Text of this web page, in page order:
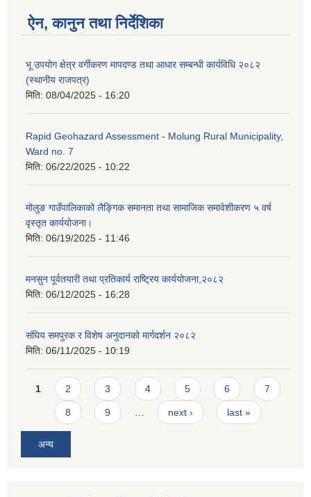
ऐन, कानुन तथा निर्देशिका
भू उपयोग क्षेत्र वर्गीकरण मापदण्ड तथा आधार सम्बन्धी कार्यविधि २०८२
(स्थानीय राजपत्र)
मिति: 08/04/2025 - 16:20
Rapid Geohazard Assessment - Molung Rural Municipality,
Ward no. 7
मिति: 06/22/2025 - 10:22
मोलुङ गाउँपालिकाको लैङ्गिक समानता तथा सामाजिक समावेशीकरण ५ वर्ष
वृस्तृत कार्ययोजना।
मिति: 06/19/2025 - 11:46
मनसुन पूर्वतयारी तथा प्रतिकार्य राष्ट्रिय कार्ययोजना,२०८२
मिति: 06/12/2025 - 16:28
संघिय समपुरक र विशेष अनुदानको मार्गदर्शन २०८२
मिति: 06/11/2025 - 10:19
Pages
1 2 3 4 5 6 7
8 9 next › last »
अन्य